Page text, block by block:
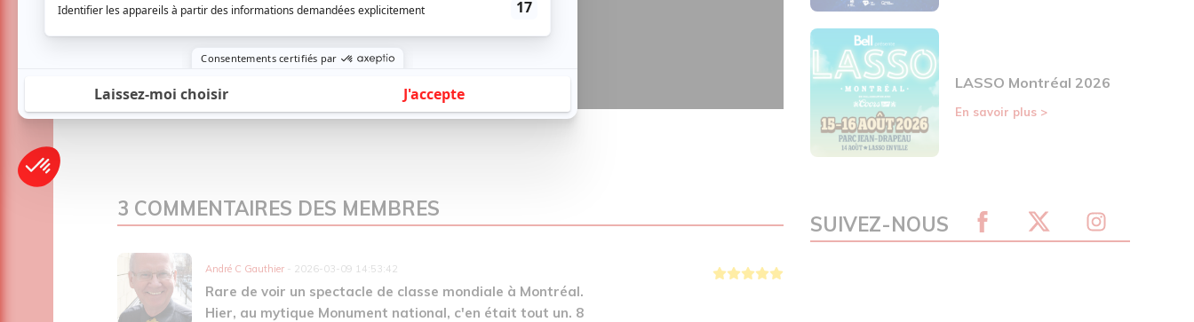
3 COMMENTAIRES DES MEMBRES
André C Gauthier - 2026-03-09 14:53:42
Rare de voir un spectacle de classe mondiale à Montréal.
Hier, au mytique Monument national, c'en était tout un. 8
LASSO Montréal 2026
En savoir plus >
SUIVEZ-NOUS